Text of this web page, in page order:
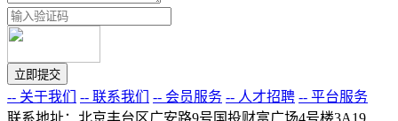
-- 关于我们 -- 联系我们 -- 会员服务 -- 人才招聘 -- 平台服务
联系地址：北京丰台区广安路9号国投财富广场4号楼3A19